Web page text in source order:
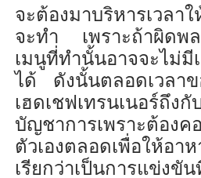
จะต้องมาบริหารเวลาใ
จะทำ
เพราะถ้าผิดพ
เมนูที่ทำนั้นอาจจะไม่มี
ได้ ดังนั้นตลอดเวลา
เฮดเชฟเทรนเนอร์ถึง
บัญชาการเพราะต้องค
ตัวเองตลอดเพื่อให้อาห
เรียกว่าเป็นการแข่งขัน